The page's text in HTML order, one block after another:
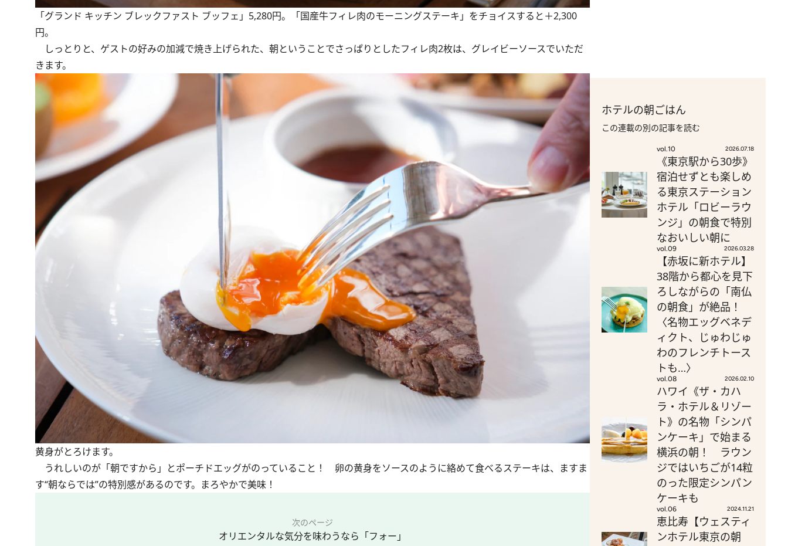
「グランド キッチン ブレックファスト ブッフェ」5,280円。「国産牛フィレ肉のモーニングステーキ」をチョイスすると＋2,300
円。
しっとりと、ゲストの好みの加減で焼き上げられた、朝ということでさっぱりとしたフィレ肉2枚は、グレイビーソースでいただ
きます。
黄身がとろけます。
うれしいのが「朝ですから」とポーチドエッグがのっていること！ 卵の黄身をソースのように絡めて食べるステーキは、ますま
す“朝ならでは”の特別感があるのです。まろやかで美味！
次のページ
オリエンタルな気分を味わうなら「フォー」
ホテルの朝ごはん
この連載の別の記事を読む
vol.10 2026.07.18
《東京駅から30歩》
宿泊せずとも楽しめ
る東京ステーション
ホテル「ロビーラウ
ンジ」の朝食で特別
なおいしい朝に
vol.09 2026.03.28
【赤坂に新ホテル】
38階から都心を見下
ろしながらの「南仏
の朝食」が絶品！
〈名物エッグベネデ
ィクト、じゅわじゅ
わのフレンチトース
トも…〉
vol.08 2026.02.10
ハワイ《ザ・カハ
ラ・ホテル＆リゾー
ト》の名物「シンパ
ンケーキ」で始まる
横浜の朝！ ラウン
ジではいちごが14粒
のった限定シンパン
ケーキも
vol.06 2024.11.21
恵比寿【ウェスティ
ンホテル東京の朝